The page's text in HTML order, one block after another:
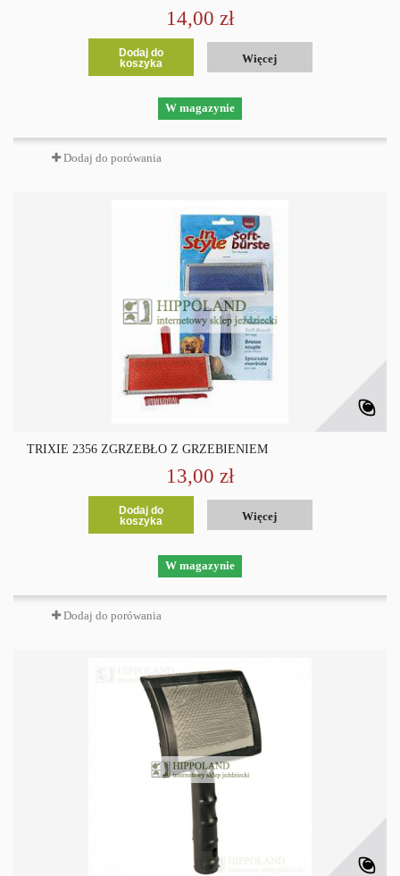
14,00 zł
Dodaj do
koszyka
Więcej
W magazynie
Dodaj do porówania
TRIXIE 2356 ZGRZEBŁO Z GRZEBIENIEM
13,00 zł
Dodaj do
koszyka
Więcej
W magazynie
Dodaj do porówania